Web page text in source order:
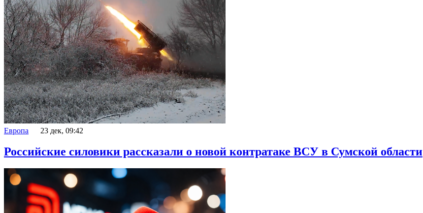
Европа 23 дек, 09:42
Российские силовики рассказали о новой контратаке ВСУ в Сумской области